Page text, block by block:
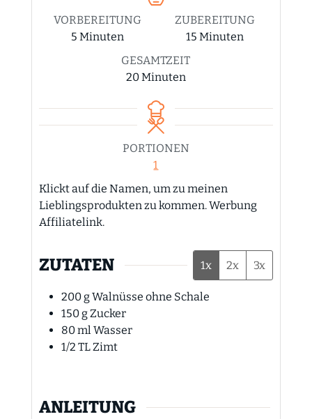
VORBEREITUNG
5Minuten
Minuten
ZUBEREITUNG
15Minuten
Minuten
GESAMTZEIT
20Minuten
Minuten
PORTIONEN
1
Klickt auf die Namen, um zu meinen
Lieblingsprodukten zu kommen. Werbung
Affiliatelink.
ZUTATEN 1x 2x 3x
200gWalnüsse ohne Schale
150gZucker
80mlWasser
1/2 TLZimt
ANLEITUNG